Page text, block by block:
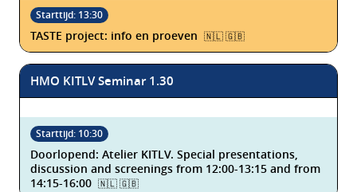
TASTE project: info en proeven 🇳🇱 🇬🇧
HMO KITLV Seminar 1.30
Doorlopend: Atelier KITLV. Special presentations,
discussion and screenings from 12:00-13:15 and from
14:15-16:00 🇳🇱 🇬🇧